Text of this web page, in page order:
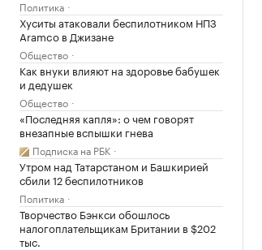
Политика
Хуситы атаковали беспилотником НПЗ
Aramco в Джизане
Общество
Как внуки влияют на здоровье бабушек
и дедушек
Общество
«Последняя капля»: о чем говорят
внезапные вспышки гнева
Подписка на РБК
Утром над Татарстаном и Башкирией
сбили 12 беспилотников
Политика
Творчество Бэнкси обошлось
налогоплательщикам Британии в $202
тыс.